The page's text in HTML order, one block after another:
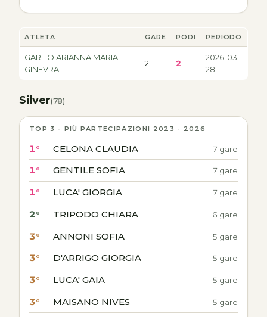
ATLETA GARE PODI PERIODO
GARITO ARIANNA MARIA
GINEVRA
2 2
2026-03-
28
Silver(78)
TOP 3 - PIÙ PARTECIPAZIONI 2023 - 2026
1° CELONA CLAUDIA 7 gare
1° GENTILE SOFIA 7 gare
1° LUCA' GIORGIA 7 gare
2° TRIPODO CHIARA 6 gare
3° ANNONI SOFIA 5 gare
3° D'ARRIGO GIORGIA 5 gare
3° LUCA' GAIA 5 gare
3° MAISANO NIVES 5 gare